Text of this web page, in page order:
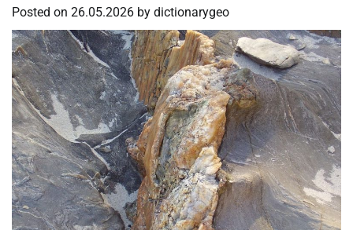
Posted on 26.05.2026 by dictionarygeo